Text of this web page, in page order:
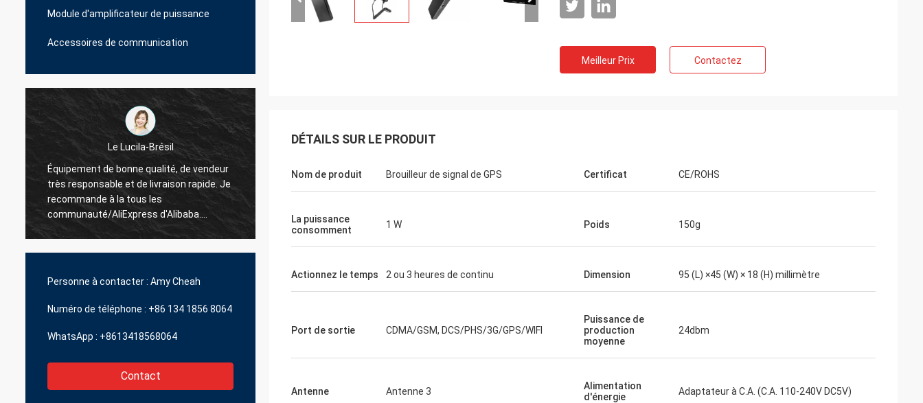
Module d'amplificateur de puissance
Accessoires de communication
Le Lucila-Brésil
Équipement de bonne qualité, de vendeur
très responsable et de livraison rapide. Je
recommande à la tous les
communauté/AliExpress d'Alibaba.
J'achèterai certainement plus d'unités.
Le best-seller, la bonne transaction et le
Le Lance-Canada
expédition rapide et aucun problèmes
Personne à contacter : Amy Cheah
Numéro de téléphone : +86 134 1856 8064
WhatsApp : +8613418568064
Contact
Meilleur Prix Contactez
DÉTAILS SUR LE PRODUIT
Nom de produit Brouilleur de signal de GPS Certificat CE/ROHS
La puissance
consomment
1 W Poids 150g
Actionnez le temps 2 ou 3 heures de continu Dimension 95 (L) ×45 (W) × 18 (H) millimètre
Port de sortie CDMA/GSM, DCS/PHS/3G/GPS/WIFI
Puissance de
production
moyenne
24dbm
Antenne Antenne 3
Alimentation
d'énergie
Adaptateur à C.A. (C.A. 110-240V DC5V)